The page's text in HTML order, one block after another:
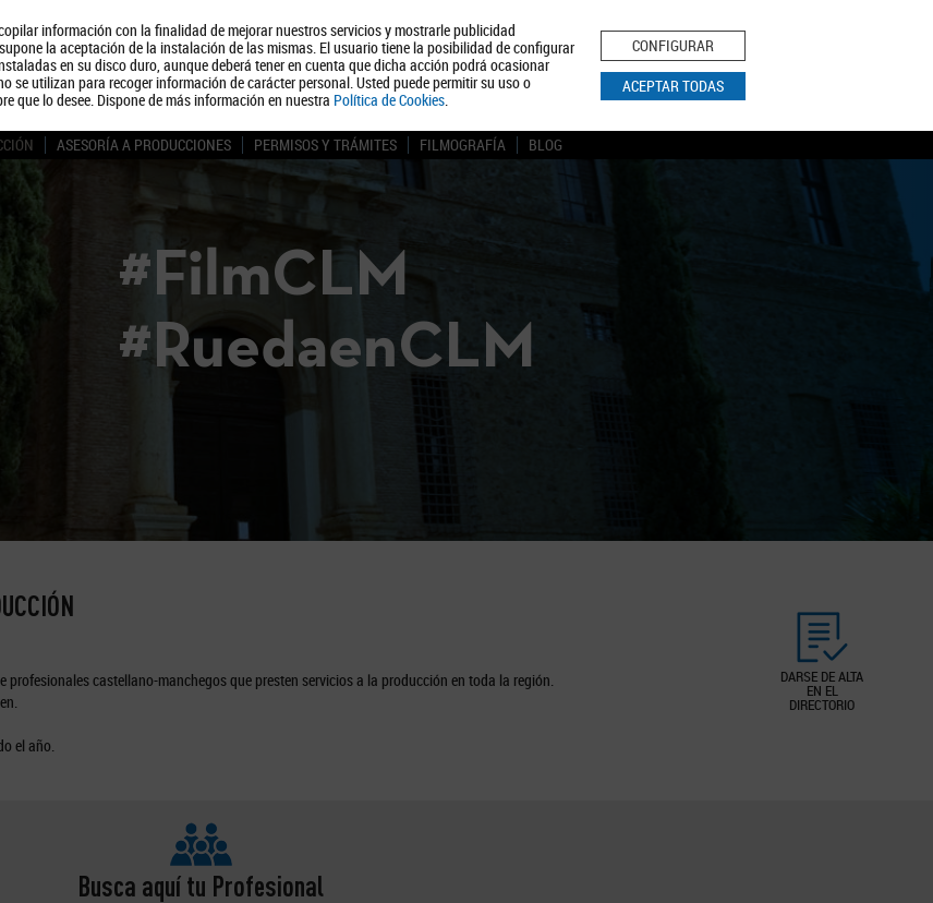
información con la finalidad de mejorar nuestros servicios y mostrarle publicidad
la aceptación de la instalación de las mismas. El usuario tiene la posibilidad de configurar
en su disco duro, aunque deberá tener en cuenta que dicha acción podrá ocasionar
se utilizan para recoger información de carácter personal. Usted puede permitir su uso o
que lo desee. Dispone de más información en nuestra Política de Cookies.
CONFIGURAR
ACEPTAR TODAS
Quiénes somos Turismo Política de Privacidad Aviso Legal Política de Cookies
BUSCAR
ASESORÍA A PRODUCCIONES PERMISOS Y TRÁMITES FILMOGRAFÍA BLOG
#FilmCLM
#RuedaenCLM
DARSE DE ALTA
EN EL
DIRECTORIO
castellano-manchegos que presten servicios a la producción en toda la región.
el año.
Busca aquí tu Profesional